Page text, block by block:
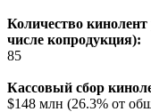
Количество кинолент
числе копродукция):
85
Кассовый сбор
$148 млн (26.3% от